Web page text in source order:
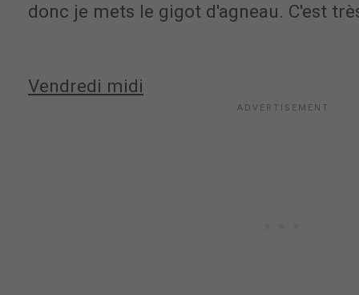
donc je mets le gigot d'agneau. C'est
Vendredi midi